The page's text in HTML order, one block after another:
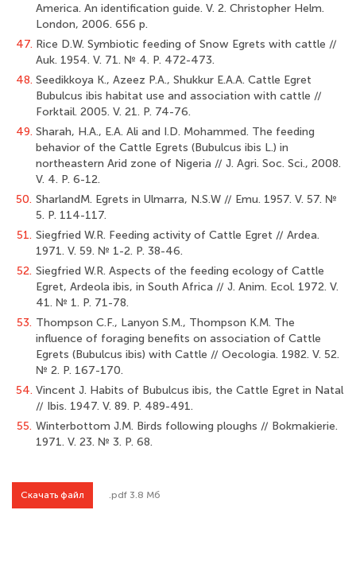
America. An identification guide. V. 2. Christopher Helm.
London, 2006. 656 р.
47. Rice D.W. Symbiotic feeding of Snow Egrets with cattle //
Auk. 1954. V. 71. № 4. P. 472-473.
48. Seedikkoya K., Azeez P.A., Shukkur E.A.A. Cattle Egret
Bubulcus ibis habitat use and association with cattle //
Forktail. 2005. V. 21. P. 74-76.
49. Sharah, H.A., E.A. Ali and I.D. Mohammed. The feeding
behavior of the Cattle Egrets (Bubulcus ibis L.) in
northeastern Arid zone of Nigeria // J. Agri. Soc. Sci., 2008.
V. 4. P. 6-12.
50. SharlandM. Egrets in Ulmarra, N.S.W // Emu. 1957. V. 57. №
5. P. 114-117.
51. Siegfried W.R. Feeding activity of Cattle Egret // Ardea.
1971. V. 59. № 1-2. Р. 38-46.
52. Siegfried W.R. Aspects of the feeding ecology of Cattle
Egret, Ardeola ibis, in South Africa // J. Anim. Ecol. 1972. V.
41. № 1. P. 71-78.
53. Thompson C.F., Lanyon S.M., Thompson K.M. The
influence of foraging benefits on association of Cattle
Egrets (Bubulcus ibis) with Cattle // Oecologia. 1982. V. 52.
№ 2. P. 167-170.
54. Vincent J. Habits of Bubulcus ibis, the Cattle Egret in Natal
// Ibis. 1947. V. 89. P. 489-491.
55. Winterbottom J.M. Birds following ploughs // Bokmakierie.
1971. V. 23. № 3. P. 68.
Скачать файл .pdf 3.8 Мб